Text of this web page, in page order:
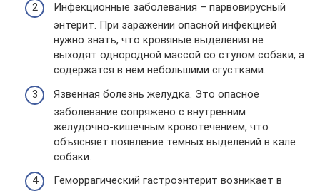
Инфекционные заболевания – парвовирусный
энтерит. При заражении опасной инфекцией
нужно знать, что кровяные выделения не
выходят однородной массой со стулом собаки, а
содержатся в нём небольшими сгустками.
Язвенная болезнь желудка. Это опасное
заболевание сопряжено с внутренним
желудочно-кишечным кровотечением, что
объясняет появление тёмных выделений в кале
собаки.
Геморрагический гастроэнтерит возникает в